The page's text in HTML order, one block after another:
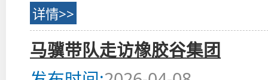
详情>>
马骥带队走访橡胶谷集团